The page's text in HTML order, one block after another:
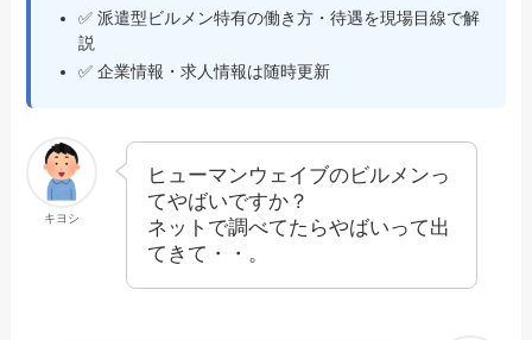
✅ 派遣型ビルメン特有の働き方・待遇を現場目線で解
説
✅ 企業情報・求人情報は随時更新
キヨシ
ヒューマンウェイブのビルメンっ
てやばいですか？
ネットで調べてたらやばいって出
てきて・・。